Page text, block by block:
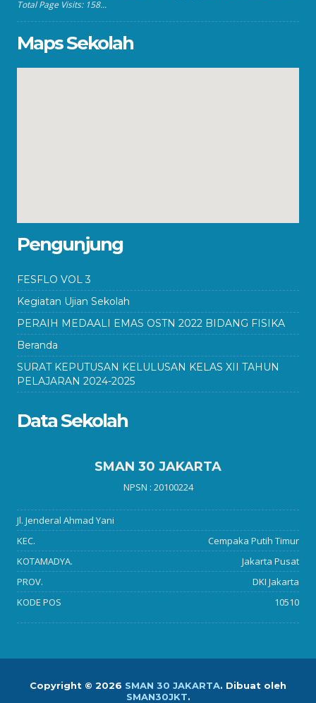
Total Page Visits: 158...
Maps Sekolah
Pengunjung
FESFLO VOL 3
Kegiatan Ujian Sekolah
PERAIH MEDAALI EMAS OSTN 2022 BIDANG FISIKA
Beranda
SURAT KEPUTUSAN KELULUSAN KELAS XII TAHUN
PELAJARAN 2024-2025
Data Sekolah
SMAN 30 JAKARTA
NPSN : 20100224
Jl. Jenderal Ahmad Yani
KEC.
Cempaka Putih Timur
KOTAMADYA.
Jakarta Pusat
PROV.
DKI Jakarta
KODE POS
10510
Copyright © 2026 SMAN 30 JAKARTA. Dibuat oleh
SMAN30JKT.